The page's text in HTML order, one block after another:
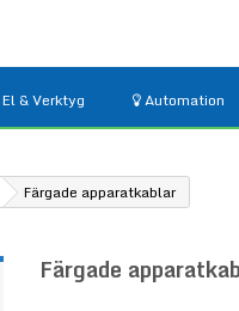
El & Verktyg Automation
Färgade apparatkablar
Färgade